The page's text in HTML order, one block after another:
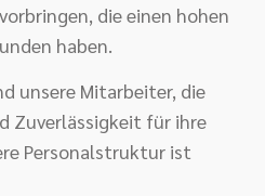
die einen hohen
haben.
unsere Mitarbeiter, die
Zuverlässigkeit für ihre
Personalstruktur ist